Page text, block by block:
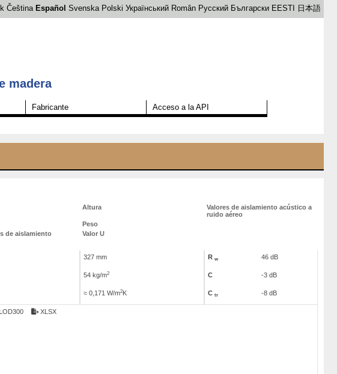
Čeština Español Svenska Polski Український Român Русский Български EESTI 日本語
madera
Fabricante Acceso a la API
Altura
Valores de aislamiento acústico a
ruido aéreo
Peso
de aislamiento
Valor U
327 mm R w 46 dB
54 kg/m2 C -3 dB
≈ 0,171 W/m2K C tr -8 dB
XLSX